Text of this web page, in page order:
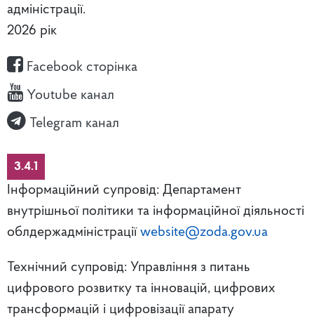
адміністрації.
2026 рік
Facebook сторінка
Youtube канал
Telegram канал
3.4.1
Інформаційний супровід: Департамент
внутрішньої політики та інформаційної діяльності
облдержадміністрації website@zoda.gov.ua
Технічний супровід: Управління з питань
цифрового розвитку та інновацій, цифрових
трансформацій і цифровізації апарату